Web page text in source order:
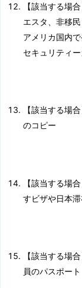
【該当する場
エスタ、非移
アメリカ国内
セキュリティ
【該当する場
のコピー
【該当する場
すビザや日本
【該当する場
員のパスポート